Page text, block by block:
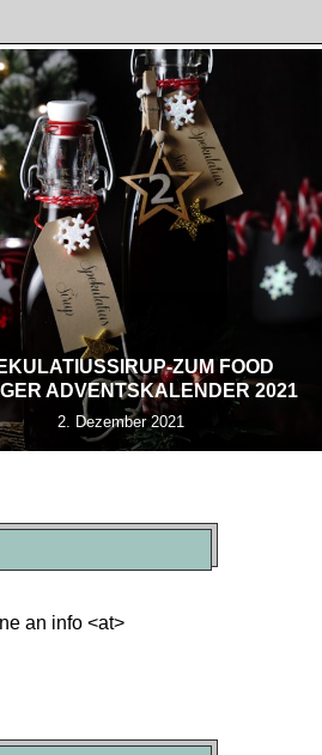
ZUM FOOD
ADVENTSKALENDER 2021
2. Dezember 2021
an info <at>